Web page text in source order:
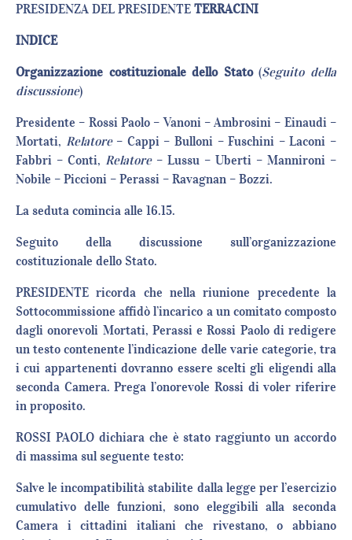
PRESIDENZA DEL PRESIDENTE TERRACINI
INDICE
Organizzazione costituzionale dello Stato(Seguito della
discussione)
Presidente – Rossi Paolo – Vanoni – Ambrosini – Einaudi –
Mortati, Relatore– Cappi – Bulloni – Fuschini – Laconi –
Fabbri – Conti, Relatore– Lussu – Uberti – Mannironi –
Nobile – Piccioni – Perassi – Ravagnan – Bozzi.
La seduta comincia alle 16.15.
Seguito della discussione sull’organizzazione
costituzionale dello Stato.
PRESIDENTE ricorda che nella riunione precedente la
Sottocommissione affidò l’incarico a un comitato composto
dagli onorevoli Mortati, Perassi e Rossi Paolo di redigere
un testo contenente l’indicazione delle varie categorie, tra
i cui appartenenti dovranno essere scelti gli eligendi alla
seconda Camera. Prega l’onorevole Rossi di voler riferire
in proposito.
ROSSI PAOLO dichiara che è stato raggiunto un accordo
di massima sul seguente testo:
Salve le incompatibilità stabilite dalla legge per l’esercizio
cumulativo delle funzioni, sono eleggibili alla seconda
Camera i cittadini italiani che rivestano, o abbiano